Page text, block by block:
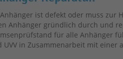
ist defekt oder muss zur
Anhänger gründlich durch und
für alle Anhänger
UVV in Zusammenarbeit mit